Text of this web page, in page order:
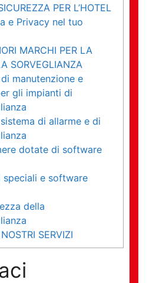
PER L’HOTEL
e Privacy nel tuo
MARCHI PER LA
SORVEGLIANZA
manutenzione e
gli impianti di
di allarme e di
dotate di software
speciali e software
della
SERVIZI